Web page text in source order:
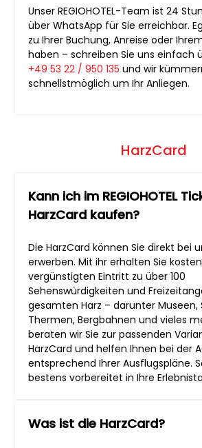
Unser REGIOHOTEL-Team ist 24
über WhatsApp für Sie erreichbar.
zu Ihrer Buchung, Anreise oder
haben – schreiben Sie uns einfach
+49 53 22 / 950 135 und wir
schnellstmöglich um Ihr Anliegen.
HarzCard
Kann ich im REGIOHOTEL
HarzCard kaufen?
Die HarzCard können Sie direkt bei
erwerben. Mit ihr erhalten Sie
vergünstigten Eintritt zu über 100
Sehenswürdigkeiten und
gesamten Harz – darunter Museen,
Thermen, Bergbahnen und vieles
beraten wir Sie zur passenden
HarzCard und helfen Ihnen bei der
entsprechend Ihrer Ausflugspläne.
bestens vorbereitet in Ihre
Was ist die HarzCard?